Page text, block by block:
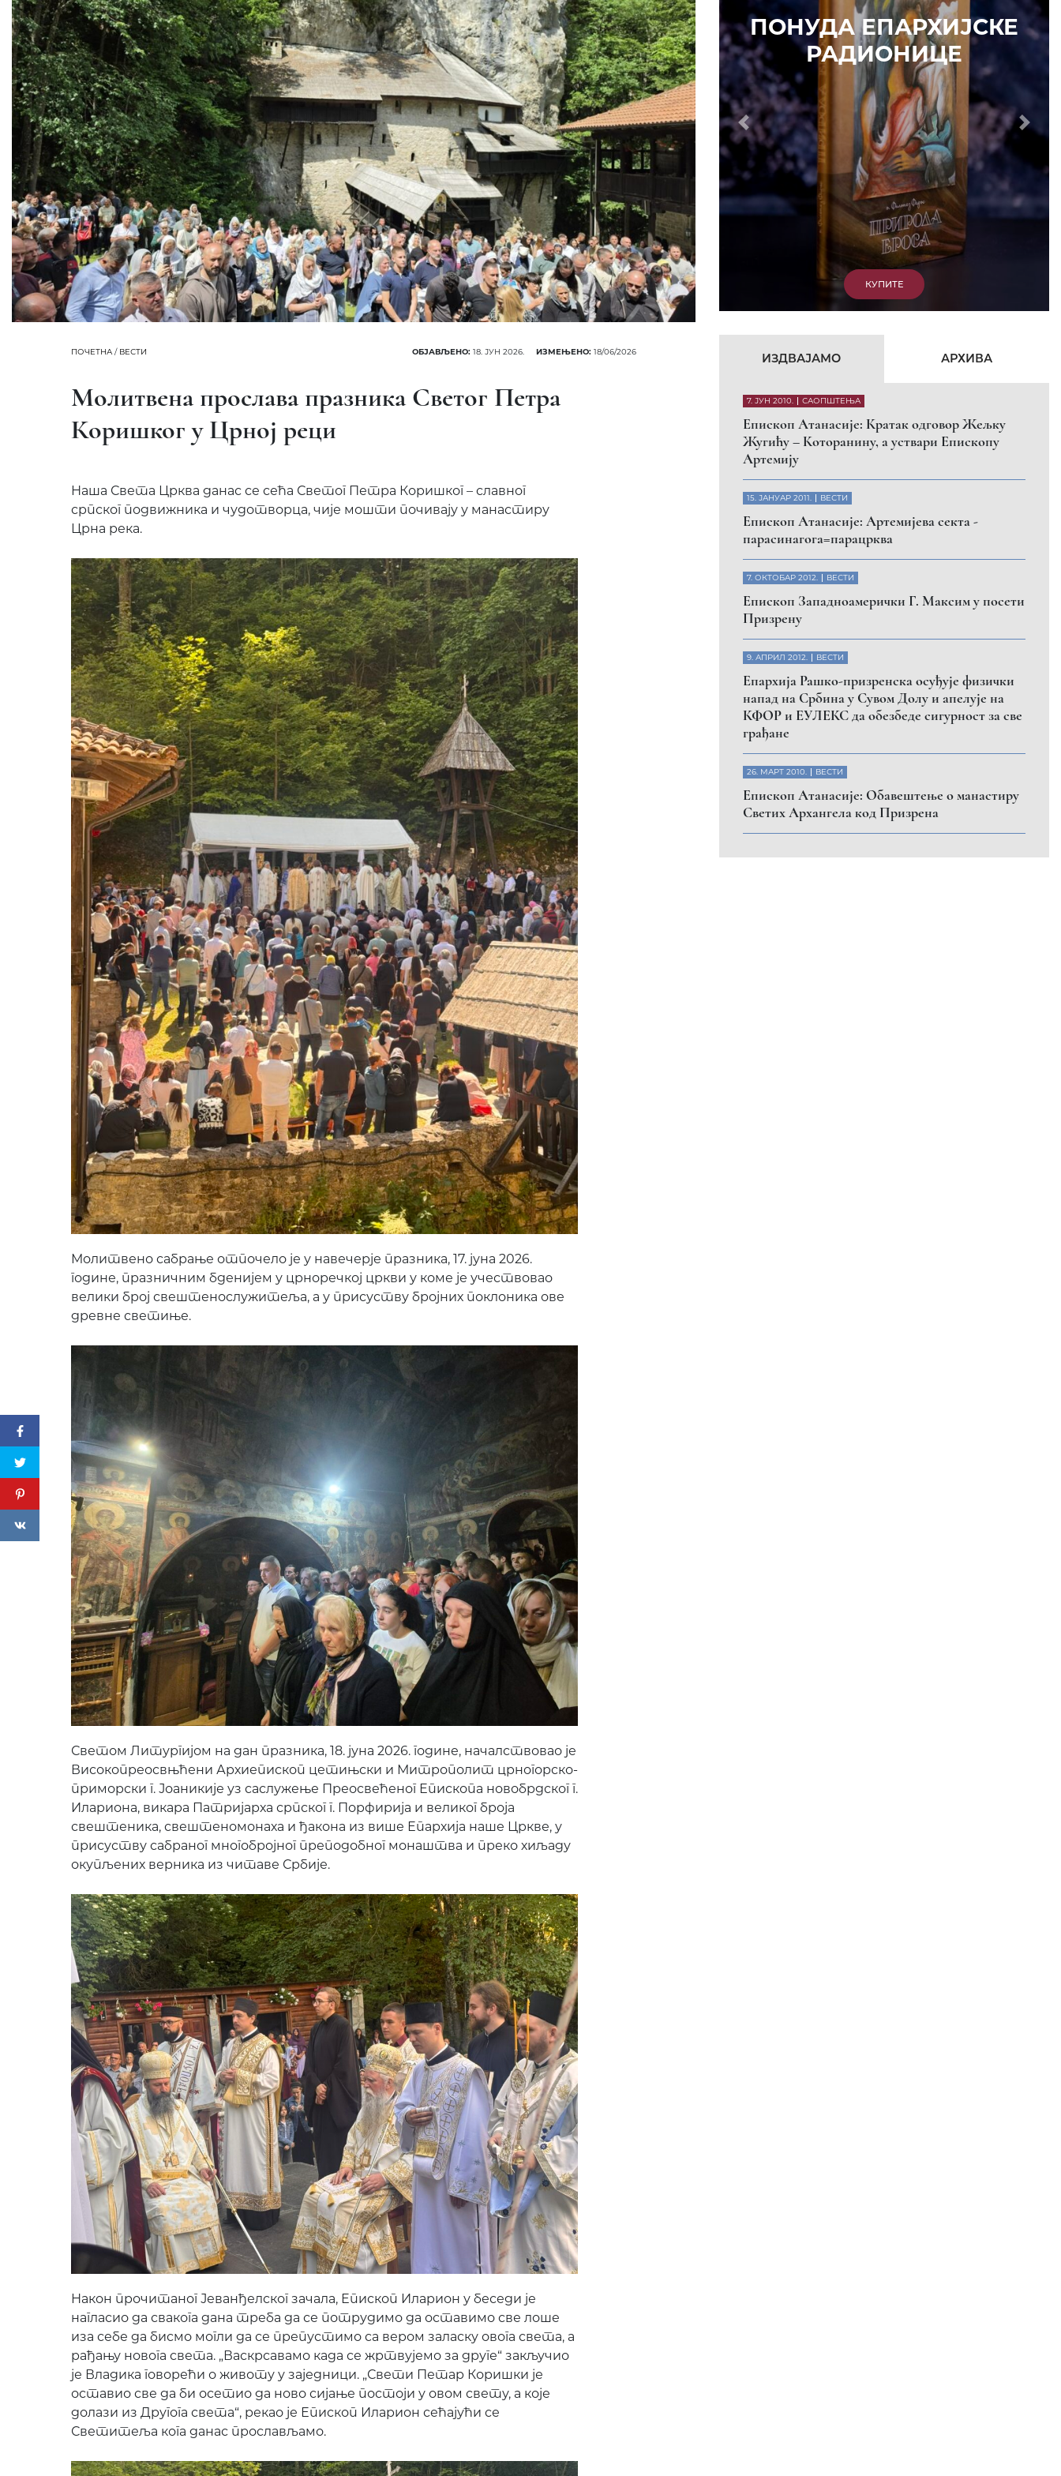
ПОЧЕТНА/ ВЕСТИ ОБЈАВЉЕНО: 18. ЈУН 2026. ИЗМЕЊЕНО: 18/06/2026
Молитвена прослава празника Светог Петра
Коришког у Црној реци
Наша Света Црква данас се сећа Светог Петра Коришког – славног
српског подвижника и чудотворца, чије мошти почивају у манастиру
Црна река.
Молитвено сабрање отпочело је у навечерје празника, 17. јуна 2026.
године, празничним бденијем у црноречкој цркви у коме је учествовао
велики број свештенослужитеља, а у присуству бројних поклоника ове
древне светиње.
Светом Литургијом на дан празника, 18. јуна 2026. године, началствовао је
Високопреосвњћени Архиепископ цетињски и Митрополит црногорско-
приморски г. Јоаникије уз саслужење Преосвећеног Епископа новобрдског г.
Илариона, викара Патријарха српског г. Порфирија и великог броја
свештеника, свештеномонаха и ђакона из више Епархија наше Цркве, у
присуству сабраног многобројног преподобног монаштва и преко хиљаду
окупљених верника из читаве Србије.
Након прочитаног Јеванђелског зачала, Епископ Иларион у беседи је
нагласио да свакога дана треба да се потрудимо да оставимо све лоше
иза себе да бисмо могли да се препустимо са вером заласку овога света, а
рађању новога света. „Васкрсавамо када се жртвујемо за друге“ закључио
је Владика говорећи о животу у заједници. „Свети Петар Коришки је
оставио све да би осетио да ново сијање постоји у овом свету, а које
долази из Другога света“, рекао је Епископ Иларион сећајући се
Светитеља кога данас прослављамо.
КУПИТЕ
7. ЈУН 2010. САОПШТЕЊА
Eпископ Атанасије: Кратак одговор Жељку
Жугићу – Которанину, а уствари Епископу
Артемију
15. ЈАНУАР 2011. ВЕСТИ
Eпископ Атанасије: Артемијева секта -
парасинагога=парацрква
ВЕСТИ
Eпископ Западноамерички Г. Максим у посети
напад на Србина у Сувом Долу и апелује на
КФОР и ЕУЛЕКС да обезбеде сигурност за све
Eпископ Атанасије: Обавештење о манастиру
Светих Архангела код Призрена